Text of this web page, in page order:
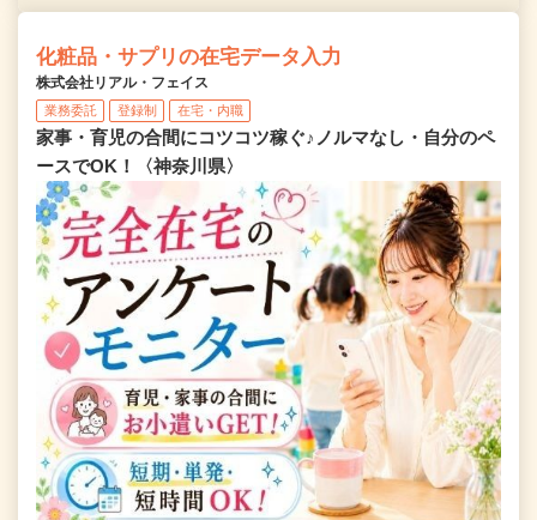
化粧品・サプリの在宅データ入力
株式会社リアル・フェイス
業務委託 登録制 在宅・内職
家事・育児の合間にコツコツ稼ぐ♪ノルマなし・自分のペ
ースでOK！〈神奈川県〉